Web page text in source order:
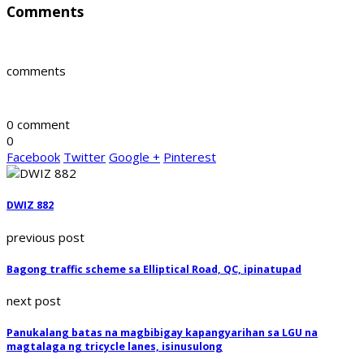
Comments
comments
0 comment
0
Facebook Twitter Google + Pinterest
DWIZ 882
previous post
Bagong traffic scheme sa Elliptical Road, QC, ipinatupad
next post
Panukalang batas na magbibigay kapangyarihan sa LGU na
magtalaga ng tricycle lanes, isinusulong